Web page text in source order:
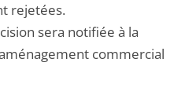
rejetées.
sera notifiée à la
commercial